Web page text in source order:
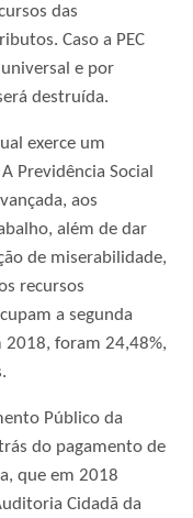
das
Caso a PEC
e por
destruída.
exerce um
Previdência Social
aos
além de dar
de miserabilidade,
recursos
a segunda
foram 24,48%,
Público da
do pagamento de
que em 2018
Cidadã da